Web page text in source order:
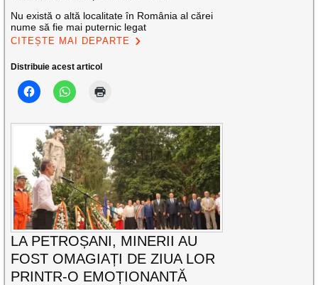
Nu există o altă localitate în România al cărei
nume să fie mai puternic legat
CITEȘTE MAI DEPARTE
Distribuie acest articol
LA PETROȘANI, MINERII AU
FOST OMAGIAȚI DE ZIUA LOR
PRINTR-O EMOȚIONANTĂ